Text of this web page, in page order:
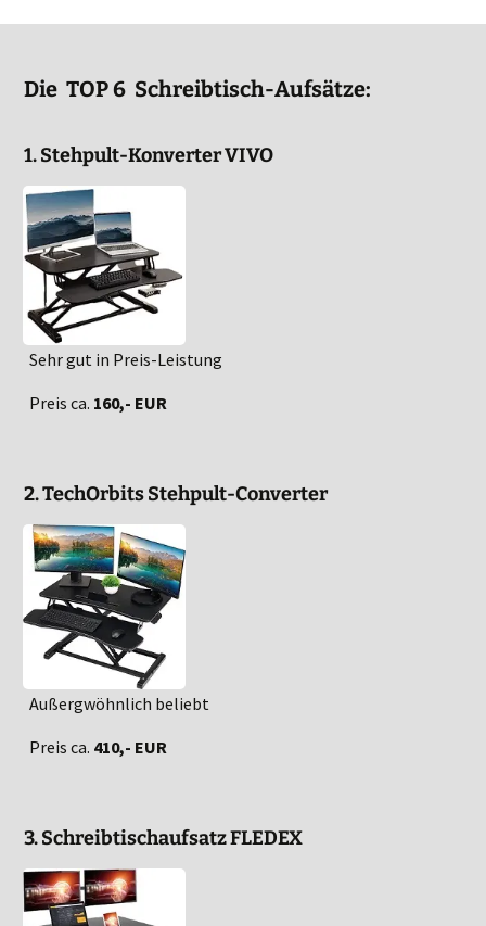
Die TOP 6 Schreibtisch-Aufsätze:
1. Stehpult-Konverter VIVO
Sehr gut in Preis-Leistung
Preis ca. 160,- EUR
2. TechOrbits Stehpult-Converter
Außergwöhnlich beliebt
Preis ca. 410,- EUR
3. Schreibtischaufsatz FLEDEX